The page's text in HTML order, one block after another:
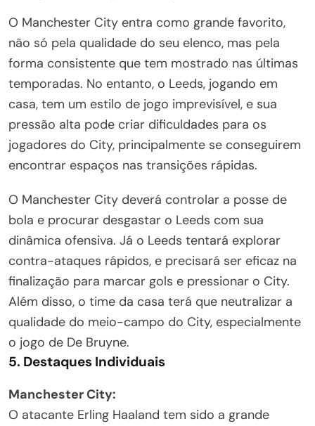
O Manchester City entra como grande favorito,
não só pela qualidade do seu elenco, mas pela
forma consistente que tem mostrado nas últimas
temporadas. No entanto, o Leeds, jogando em
casa, tem um estilo de jogo imprevisível, e sua
pressão alta pode criar dificuldades para os
jogadores do City, principalmente se conseguirem
encontrar espaços nas transições rápidas.
O Manchester City deverá controlar a posse de
bola e procurar desgastar o Leeds com sua
dinâmica ofensiva. Já o Leeds tentará explorar
contra-ataques rápidos, e precisará ser eficaz na
finalização para marcar gols e pressionar o City.
Além disso, o time da casa terá que neutralizar a
qualidade do meio-campo do City, especialmente
o jogo de De Bruyne.
5. Destaques Individuais
Manchester City:
O atacante Erling Haaland tem sido a grande